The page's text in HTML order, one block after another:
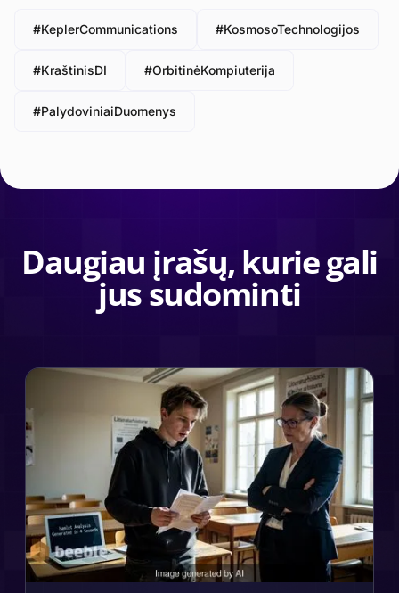
#KeplerCommunications #KosmosoTechnologijos
#KraštinisDI #OrbitinėKompiuterija
#PalydoviniaiDuomenys
Daugiau įrašų, kurie gali
jus sudominti